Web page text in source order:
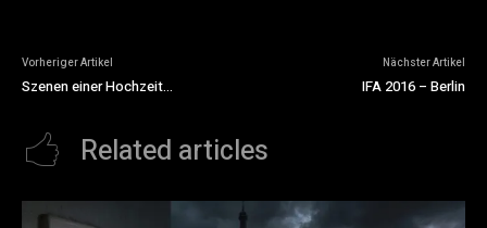
Vorheriger Artikel
Szenen einer Hochzeit…
Nächster Artikel
IFA 2016 – Berlin
Related articles